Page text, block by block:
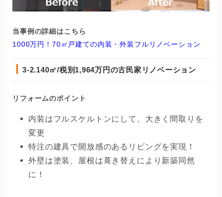
当事例の詳細はこちら
1000万円！70㎡戸建ての内装・外装フルリノベーション
3-2.140㎡/税別1,964万円の古民家リノベーション
リフォームのポイント
内装はフルスケルトンにして、大きく間取りを
変更
特注の建具で開放感のあるリビングを実現！
外壁は塗装、屋根は葺き替えにより新築同然
に！